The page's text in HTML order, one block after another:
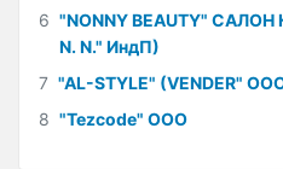
6 "NONNY BEAUTY" САЛОН
N. N." ИндП)
7 "AL-STYLE" (VENDER"
8 "Tezcode" ООО